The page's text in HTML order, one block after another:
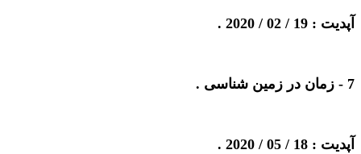
آپدیت : 19 / 02 / 2020 .
7 - زمان در زمین شناسی .
آپدیت : 18 / 05 / 2020 .